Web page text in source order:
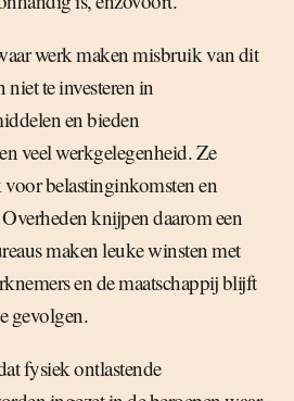
werk maken misbruik van dit
te investeren in
en bieden
veel werkgelegenheid. Ze
belastinginkomsten en
knijpen daarom een
maken leuke winsten met
en de maatschappij blijft
gevolgen.
fysiek ontlastende